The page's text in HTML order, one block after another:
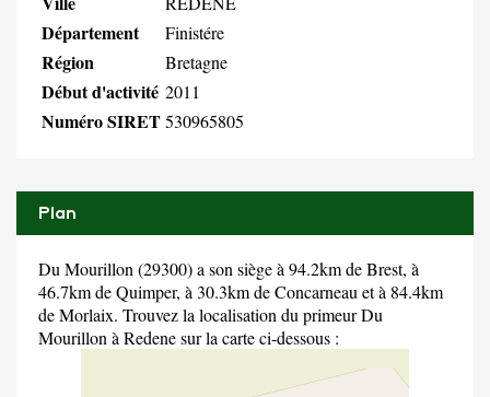
Département Finistére
Région Bretagne
Début d'activité 2011
Numéro SIRET530965805
Plan
Du Mourillon (29300) a son siège à 94.2km de Brest, à
46.7km de Quimper, à 30.3km de Concarneau et à 84.4km
de Morlaix. Trouvez la localisation du primeur Du
Mourillon à Redene sur la carte ci-dessous :